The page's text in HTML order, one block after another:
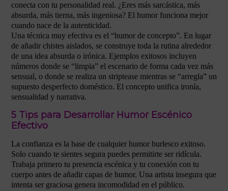
conecta con tu personalidad real. ¿Eres más sarcástica, más
absurda, más tierna, más ingeniosa? El humor funciona mejor
cuando nace de la autenticidad.
Una técnica muy efectiva es el “humor de concepto”. En lugar
de añadir chistes aislados, se construye toda la rutina alrededor
de una idea absurda o irónica. Ejemplos exitosos incluyen
números donde se “limpia” el escenario de forma cada vez más
sensual, o donde se realiza un striptease mientras se “arregla” un
supuesto desperfecto doméstico. El concepto unifica ironía,
sensualidad y narrativa.
5 Tips para Desarrollar Humor Escénico
Efectivo
La confianza es la base de cualquier humor burlesco exitoso.
Solo cuando te sientes segura puedes permitirte ser ridícula.
Trabaja primero tu presencia escénica y tu conexión con tu
cuerpo antes de añadir capas de humor. Una artista insegura que
intenta ser graciosa genera incomodidad en el público.